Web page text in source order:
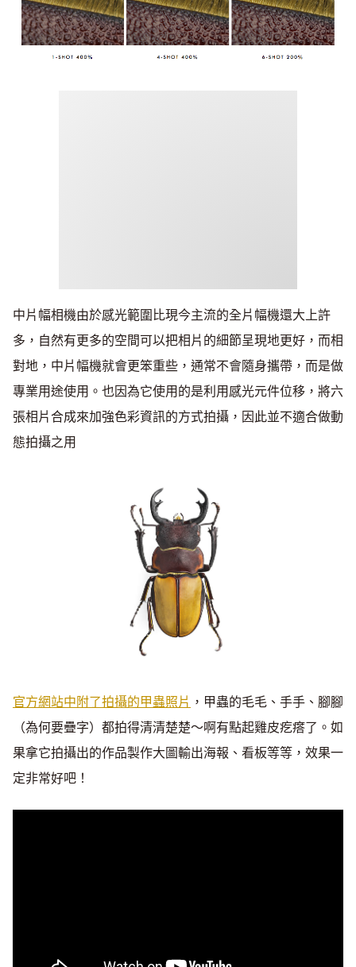
中片幅相機由於感光範圍比現今主流的全片幅機還大上許
多，自然有更多的空間可以把相片的細節呈現地更好，而相
對地，中片幅機就會更笨重些，通常不會隨身攜帶，而是做
專業用途使用。也因為它使用的是利用感光元件位移，將六
張相片合成來加強色彩資訊的方式拍攝，因此並不適合做動
態拍攝之用
官方網站中附了拍攝的甲蟲照片 ，甲蟲的毛毛、手手、腳腳
（為何要疊字）都拍得清清楚楚～啊有點起雞皮疙瘩了。如
果拿它拍攝出的作品製作大圖輸出海報、看板等等，效果一
定非常好吧！